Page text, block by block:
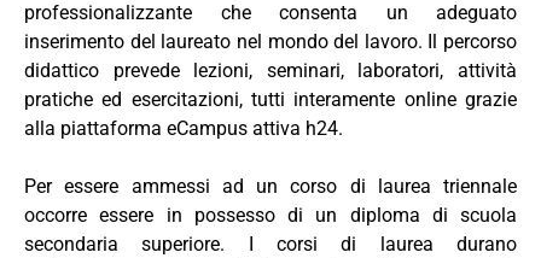
professionalizzante che consenta un adeguato
inserimento del laureato nel mondo del lavoro. Il percorso
didattico prevede lezioni, seminari, laboratori, attività
pratiche ed esercitazioni, tutti interamente online grazie
alla piattaforma eCampus attiva h24.
Per essere ammessi ad un corso di laurea triennale
occorre essere in possesso di un diploma di scuola
secondaria superiore. I corsi di laurea durano